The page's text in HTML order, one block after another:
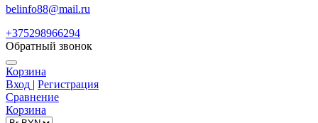
belinfo88@mail.ru
+375298966294
Обратный звонок
Корзина
Вход | Регистрация
Сравнение
Корзина